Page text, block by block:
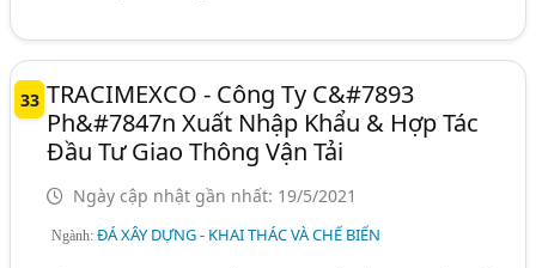
33 TRACIMEXCO - Công Ty C&#7893
Ph&#7847n Xuất Nhập Khẩu & Hợp Tác
Đầu Tư Giao Thông Vận Tải
Ngày cập nhật gần nhất: 19/5/2021
Ngành:ĐÁ XÂY DỰNG - KHAI THÁC VÀ CHẾ BIẾN